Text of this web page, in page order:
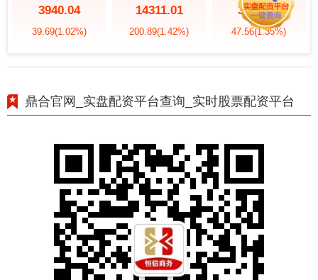
3940.04
39.69(1.02%)
14311.01
200.89(1.42%)
3563.12
47.56(1.35%)
鼎合官网_实盘配资平台查询_实时股票配资平台